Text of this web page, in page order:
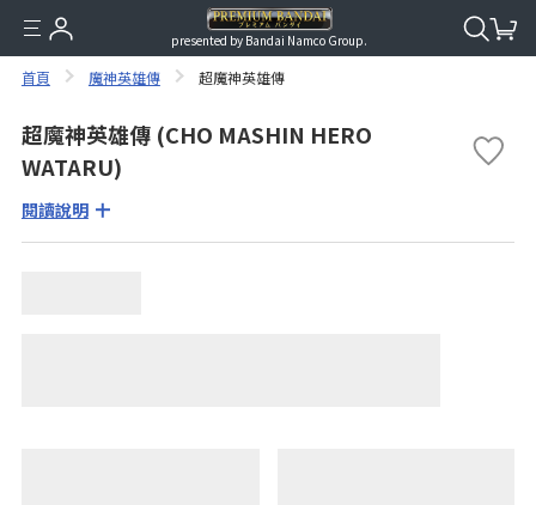
presented by Bandai Namco Group.
首頁 魔神英雄傳 超魔神英雄傳
超魔神英雄傳 (CHO MASHIN HERO
WATARU)
閱讀說明